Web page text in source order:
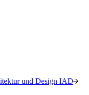
und Design IAD